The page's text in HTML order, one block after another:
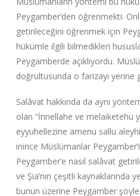
Peygamber’den öğrenmekti.
getirileceğini öğrenmek için
hükümle ilgili bilmedikleri
Peygamberde açıklıyordu.
doğrultusunda o farizayı yerine
Salâvat hakkında da aynı
olan “İnnellahe ve melaiketehu
eyyuhellezine amenu sallu
inince Müslümanlar
Peygamber’e nasıl salâvat
ve Şia’nın çeşitli kaynaklarında
bunun üzerine Peygamber